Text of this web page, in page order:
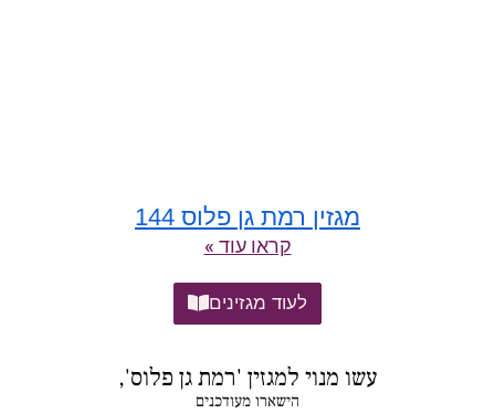
מגזין רמת גן פלוס 144
קראו עוד »
לעוד מגזינים
עשו מנוי למגזין 'רמת גן פלוס',
הישארו מעודכנים